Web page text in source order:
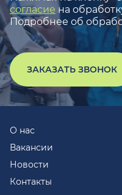
согласие на
Подробнее об
ЗАКАЗАТЬ ЗВОНОК
О нас
Вакансии
Новости
Контакты